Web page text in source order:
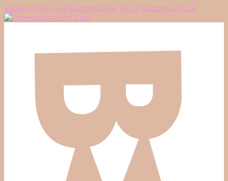
Banner-Design von Kurzfilmnacht-Tour // kurzfilmnacht.ch